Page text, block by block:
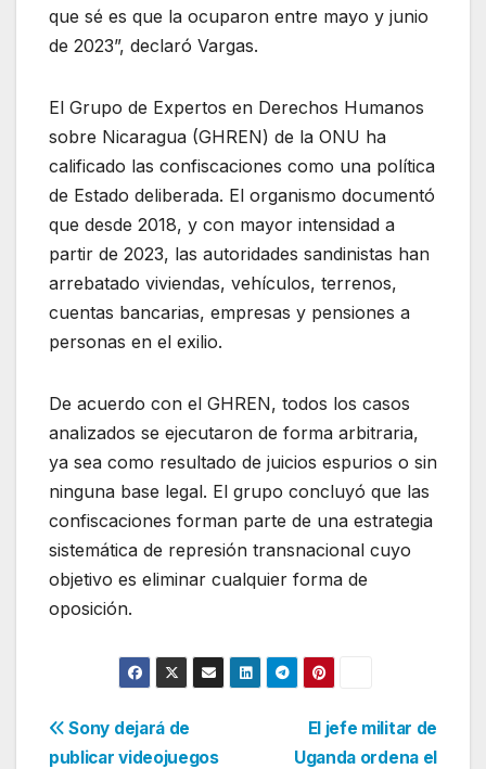
que sé es que la ocuparon entre mayo y junio
de 2023”, declaró Vargas.
El Grupo de Expertos en Derechos Humanos
sobre Nicaragua (GHREN) de la ONU ha
calificado las confiscaciones como una política
de Estado deliberada. El organismo documentó
que desde 2018, y con mayor intensidad a
partir de 2023, las autoridades sandinistas han
arrebatado viviendas, vehículos, terrenos,
cuentas bancarias, empresas y pensiones a
personas en el exilio.
De acuerdo con el GHREN, todos los casos
analizados se ejecutaron de forma arbitraria,
ya sea como resultado de juicios espurios o sin
ninguna base legal. El grupo concluyó que las
confiscaciones forman parte de una estrategia
sistemática de represión transnacional cuyo
objetivo es eliminar cualquier forma de
oposición.
Navegación
El jefe militar de
Uganda ordena el
Sony dejará de
publicar videojuegos